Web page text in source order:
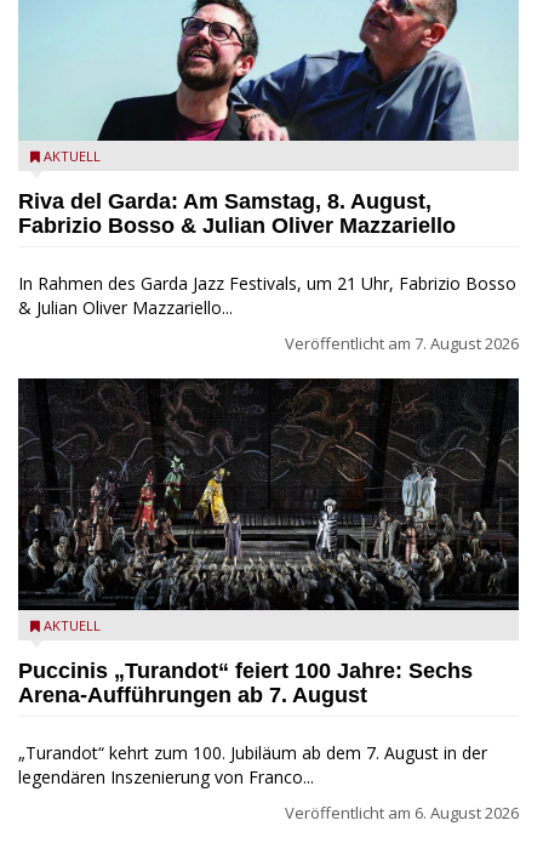
Fabrizio Bosso & Julian Oliver Mazzariello zu Gast beim Garda
AKTUELL
Riva del Garda: Am Samstag, 8. August,
Fabrizio Bosso & Julian Oliver Mazzariello
In Rahmen des Garda Jazz Festivals, um 21 Uhr, Fabrizio Bosso
& Julian Oliver Mazzariello...
Veröffentlicht am 7. August 2026
Turandot in der Arena von Verona - Ennevi für Fondazione
AKTUELL
Puccinis „Turandot“ feiert 100 Jahre: Sechs
Arena-Aufführungen ab 7. August
„Turandot“ kehrt zum 100. Jubiläum ab dem 7. August in der
legendären Inszenierung von Franco...
Veröffentlicht am 6. August 2026